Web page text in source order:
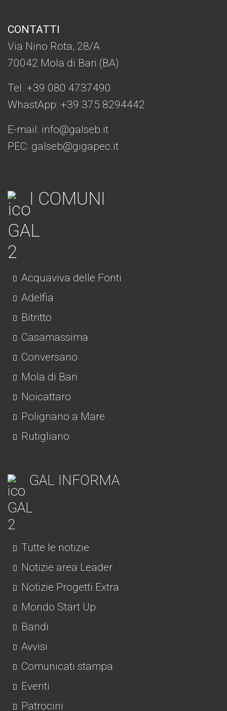
CONTATTI
Via Nino Rota, 28/A
70042 Mola di Bari (BA)
Tel. +39 080 4737490
WhastApp: +39 375 8294442
E-mail: info@galseb.it
PEC: galseb@gigapec.it
I COMUNI
Acquaviva delle Fonti
Adelfia
Bitritto
Casamassima
Conversano
Mola di Bari
Noicattaro
Polignano a Mare
Rutigliano
GAL INFORMA
Tutte le notizie
Notizie area Leader
Notizie Progetti Extra
Mondo Start Up
Bandi
Avvisi
Comunicati stampa
Eventi
Patrocini